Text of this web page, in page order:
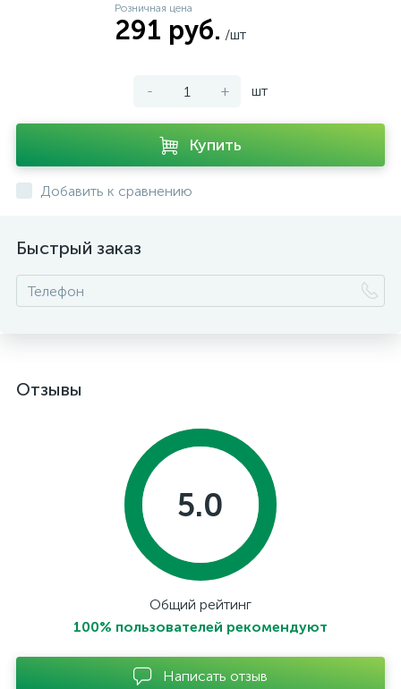
Розничная цена
291 руб. /шт
- + шт
Купить
Добавить к сравнению
Быстрый заказ
Отзывы
5.0
Общий рейтинг
100% пользователей рекомендуют
Написать отзыв